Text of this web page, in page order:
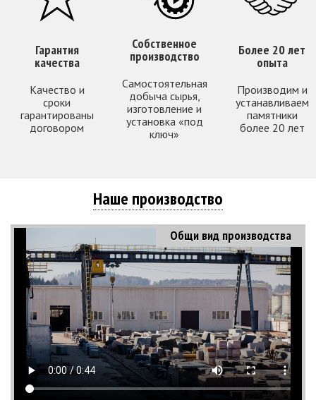
Гарантия
качества
Качество и
сроки
гарантированы
договором
Собственное
производство
Самостоятельная
добыча сырья,
изготовление и
установка «под
ключ»
Более 20 лет
опыта
Производим и
устанавливаем
памятники
более 20 лет
Наше производство
Общи вид производства